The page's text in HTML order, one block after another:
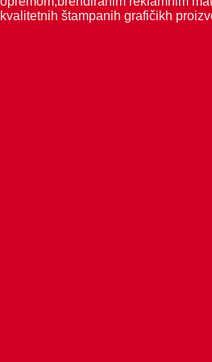
kvalitetnih štampanih grafičikh